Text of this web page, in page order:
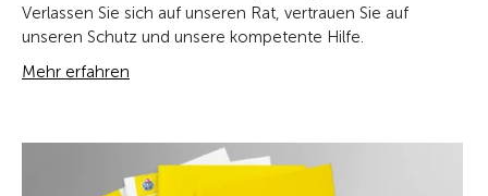
Verlassen Sie sich auf unseren Rat, vertrauen Sie auf
unseren Schutz und unsere kompetente Hilfe.
Mehr erfahren